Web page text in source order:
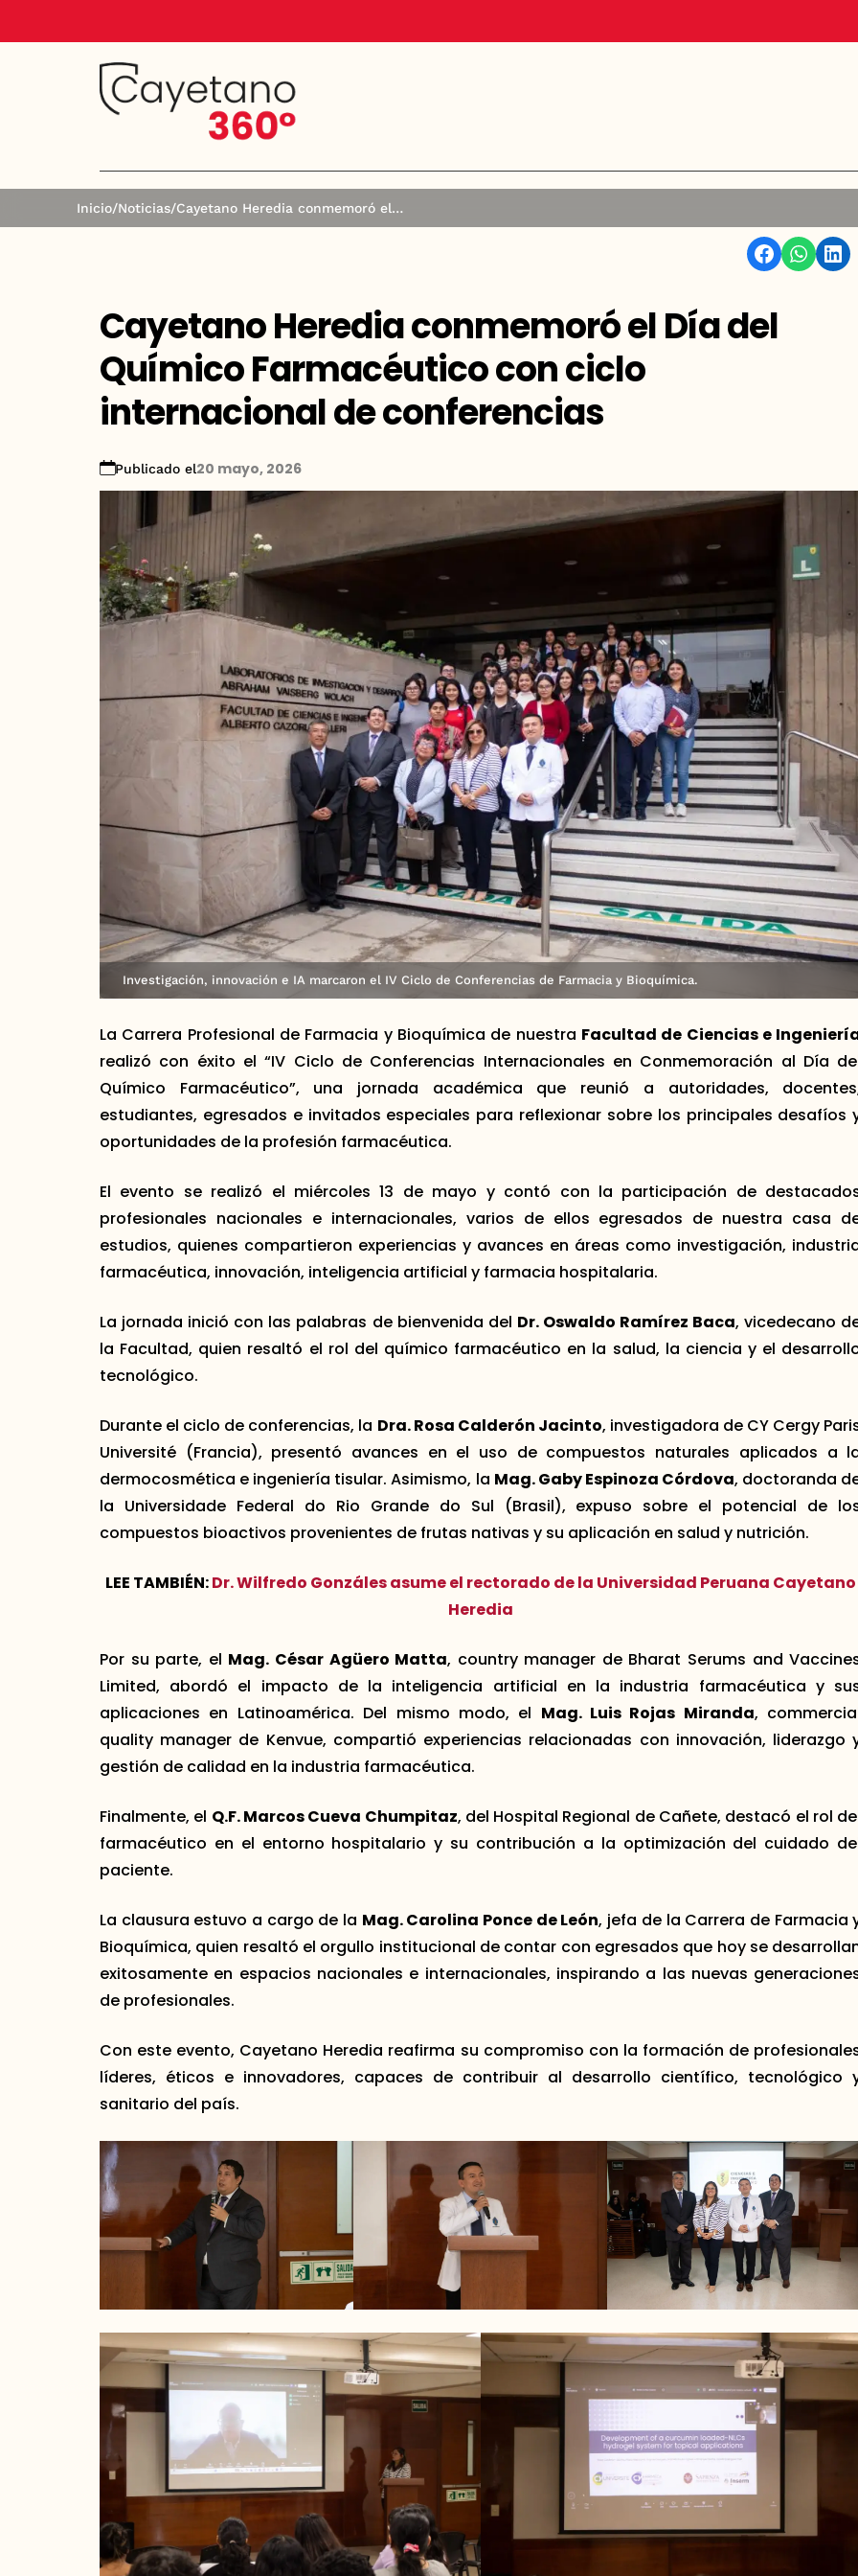
Inicio/Noticias/ Cayetano Heredia conmemoró el Día del Químico Farmacéutico con ciclo internacional de conferencias
Facebook WhatsApp Linkedin
Cayetano Heredia conmemoró el Día del
Químico Farmacéutico con ciclo
internacional de conferencias
Publicado el20 mayo, 2026
Investigación, innovación e IA marcaron el IV Ciclo de Conferencias de Farmacia y Bioquímica.
La Carrera Profesional de Farmacia y Bioquímica de nuestra Facultad de Ciencias e
realizó con éxito el “IV Ciclo de Conferencias Internacionales en Conmemoración al Día
Químico Farmacéutico”, una jornada académica que reunió a autoridades,
estudiantes, egresados e invitados especiales para reflexionar sobre los principales desafíos
oportunidades de la profesión farmacéutica.
El evento se realizó el miércoles 13 de mayo y contó con la participación de
profesionales nacionales e internacionales, varios de ellos egresados de nuestra casa
estudios, quienes compartieron experiencias y avances en áreas como investigación,
farmacéutica, innovación, inteligencia artificial y farmacia hospitalaria.
La jornada inició con las palabras de bienvenida del Dr. Oswaldo Ramírez Baca, vicedecano
la Facultad, quien resaltó el rol del químico farmacéutico en la salud, la ciencia y el
tecnológico.
Durante el ciclo de conferencias, la Dra. Rosa Calderón Jacinto, investigadora de CY Cergy
Université (Francia), presentó avances en el uso de compuestos naturales aplicados a
dermocosmética e ingeniería tisular. Asimismo, la Mag. Gaby Espinoza Córdova, doctoranda
la Universidade Federal do Rio Grande do Sul (Brasil), expuso sobre el potencial de
compuestos bioactivos provenientes de frutas nativas y su aplicación en salud y nutrición.
LEE TAMBIÉN:Dr. Wilfredo Gonzáles asume el rectorado de la Universidad Peruana Cayetano
Heredia
Por su parte, el Mag. César Agüero Matta, country manager de Bharat Serums and
Limited, abordó el impacto de la inteligencia artificial en la industria farmacéutica y
aplicaciones en Latinoamérica. Del mismo modo, el Mag. Luis Rojas Miranda,
quality manager de Kenvue, compartió experiencias relacionadas con innovación, liderazgo
gestión de calidad en la industria farmacéutica.
Finalmente, el Q.F. Marcos Cueva Chumpitaz, del Hospital Regional de Cañete, destacó el rol
farmacéutico en el entorno hospitalario y su contribución a la optimización del cuidado
paciente.
La clausura estuvo a cargo de la Mag. Carolina Ponce de León, jefa de la Carrera de Farmacia
Bioquímica, quien resaltó el orgullo institucional de contar con egresados que hoy se
exitosamente en espacios nacionales e internacionales, inspirando a las nuevas
de profesionales.
Con este evento, Cayetano Heredia reafirma su compromiso con la formación de
líderes, éticos e innovadores, capaces de contribuir al desarrollo científico, tecnológico
sanitario del país.